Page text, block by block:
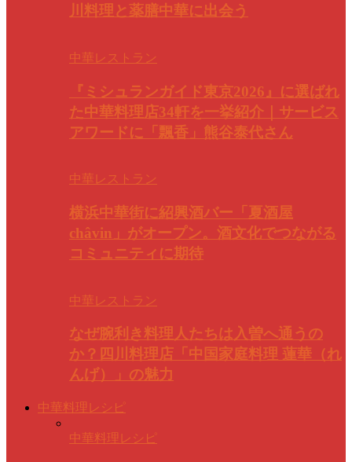
川料理と薬膳中華に出会う
中華レストラン
『ミシュランガイド東京2026』に選ばれ
た中華料理店34軒を一挙紹介｜サービス
アワードに「飄香」熊谷泰代さん
中華レストラン
横浜中華街に紹興酒バー「夏酒屋
châvin」がオープン。酒文化でつながる
コミュニティに期待
中華レストラン
なぜ腕利き料理人たちは入曽へ通うの
か？四川料理店「中国家庭料理 蓮華（れ
んげ）」の魅力
中華料理レシピ
中華料理レシピ